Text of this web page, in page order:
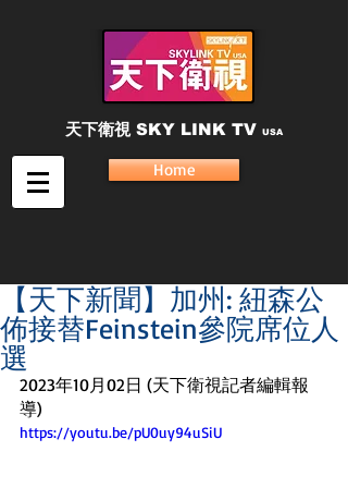
天下衛視 SKY LINK TV USA
Home
【天下新聞】加州: 紐森公
佈接替Feinstein參院席位人
選
2023年10月02日 (天下衛視記者編輯報
導)
https://youtu.be/pU0uy94uSiU